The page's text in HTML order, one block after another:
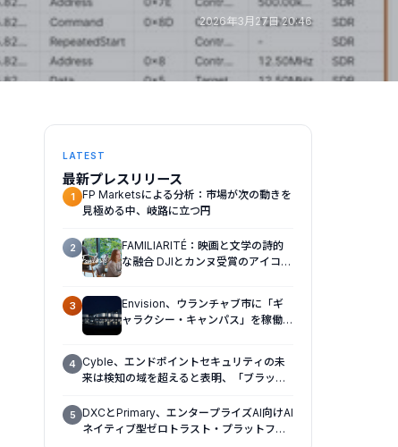
2026年3月27日 20:46
LATEST
最新プレスリリース
1
FP Marketsによる分析：市場が次の動きを
見極める中、岐路に立つ円
2
FAMILIARITÉ：映画と文学の詩的
な融合 DJIとカンヌ受賞のアイコ
— 全編Osmo Pocket 4Pで撮影
3
Envision、ウランチャブ市に「ギ
ャラクシー・キャンパス」を稼働さ
4 Cyble、エンドポイントセキュリティの未
来は検知の域を超えると表明、「ブラック
2026）」で「Titan」の次なる進化形を発
表
5 DXCとPrimary、エンタープライズAI向けAI
ネイティブ型ゼロトラスト・プラットフォ